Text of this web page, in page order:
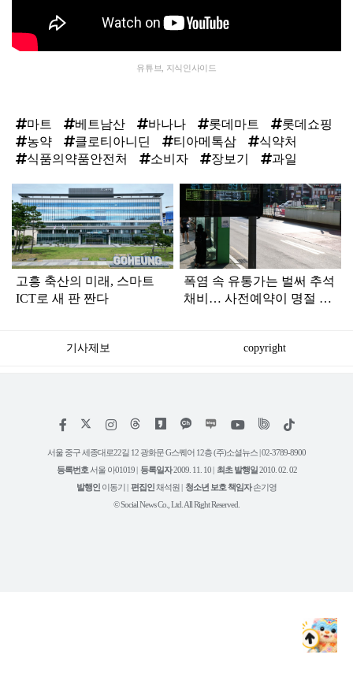
유튜브, 지식인사이드
마트 베트남산 바나나 롯데마트
롯데쇼핑
농약
클로티아니딘 티아메톡삼
식약처
식품의약품안전처
소비자 장보기 과일
탑
라
인
고흥 축산의 미래, 스마트
ICT로 새 판 짠다
폭염 속 유통가는 벌써 추석
채비… 사전예약이 명절 대
기사제보 copyright
페
스
인
타
램
위
트
유
튜
틱
서울 중구 세종대로22길 12 광화문 G스퀘어 12층 (주)소셜뉴스 | 02-3789-8900
등록번호 서울 아01019 | 등록일자2009. 11. 10 | 최초 발행일 2010. 02. 02
발행인 이동기 | 편집인 채석원 | 청소년 보호 책임자손기영
© Social News Co., Ltd. All Right Reserved.